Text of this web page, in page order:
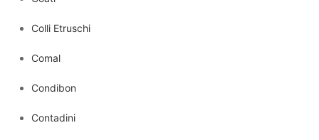
Colli Etruschi
Comal
Condibon
Contadini